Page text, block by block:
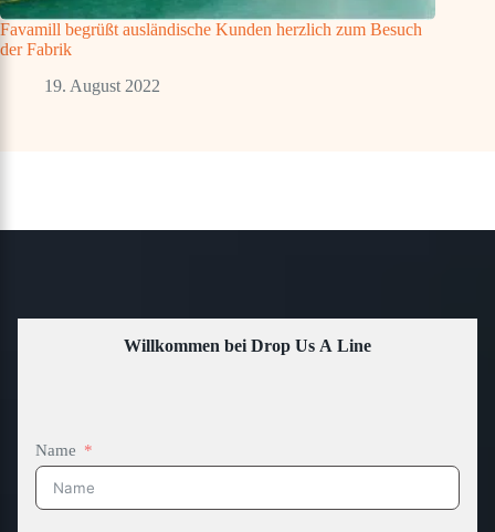
Favamill begrüßt ausländische Kunden herzlich zum Besuch
der Fabrik
19. August 2022
Willkommen bei Drop Us A Line
Name